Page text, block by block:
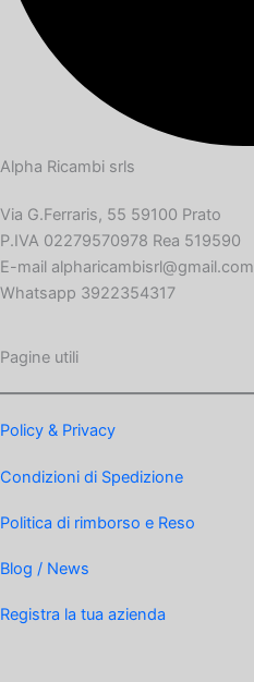
Alpha Ricambi srls
Via G.Ferraris, 55 59100 Prato
P.IVA 02279570978 Rea 519590
E-mail alpharicambisrl@gmail.com
Whatsapp 3922354317
Pagine utili
Policy & Privacy
Condizioni di Spedizione
Politica di rimborso e Reso
Blog / News
Registra la tua azienda